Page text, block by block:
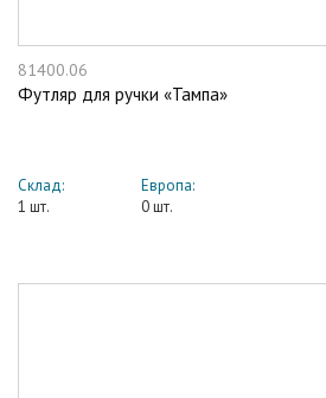
81400.06
Футляр для ручки «Тампа»
Склад:
1 шт.
Европа:
0 шт.